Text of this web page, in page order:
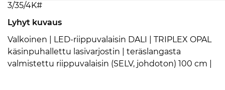
3/35/4K#
Lyhyt kuvaus
Valkoinen | LED-riippuvalaisin DALI | TRIPLEX OPAL
käsinpuhallettu lasivarjostin | teräslangasta
valmistettu riippuvalaisin (SELV, johdoton) 100 cm |